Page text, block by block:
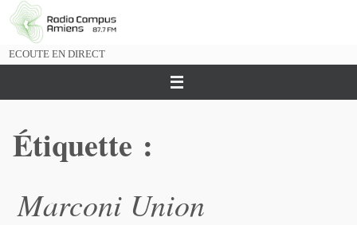
Passer
vers
ECOUTE EN DIRECT
Étiquette :
Marconi Union